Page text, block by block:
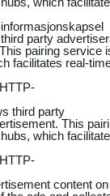
party
pairing service
facilitates real-
third party
This
which
content on